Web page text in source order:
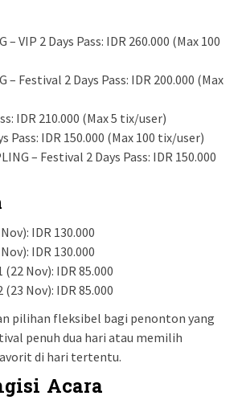
– VIP 2 Days Pass: IDR 260.000 (Max 100
– Festival 2 Days Pass: IDR 200.000 (Max
IDR 210.000 (Max 5 tix/user)
Pass: IDR 150.000 (Max 100 tix/user)
– Festival 2 Days Pass: IDR 150.000
IDR 130.000
IDR 130.000
(22 Nov): IDR 85.000
(23 Nov): IDR 85.000
pilihan fleksibel bagi penonton yang
penuh dua hari atau memilih
di hari tertentu.
Acara